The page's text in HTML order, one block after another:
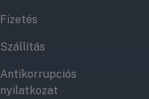
Fizetés
Szállítás
Antikorrupciós
nyilatkozat